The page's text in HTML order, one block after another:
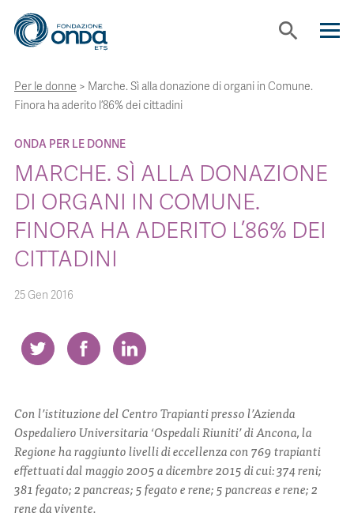
search
CHI SIAMO
CON CHI LAVORIAMO
STRUMENTI
BOLLINI
NEWS
ITA ENG
Per le donne > Marche. Sì alla donazione di organi in Comune.
Finora ha aderito l’86% dei cittadini
ONDA PER LE DONNE
MARCHE. SÌ ALLA DONAZIONE
DI ORGANI IN COMUNE.
FINORA HA ADERITO L’86% DEI
CITTADINI
25 Gen 2016
Con l’istituzione del Centro Trapianti presso l’Azienda
Ospedaliero Universitaria ‘Ospedali Riuniti’ di Ancona, la
Regione ha raggiunto livelli di eccellenza con 769 trapianti
effettuati dal maggio 2005 a dicembre 2015 di cui: 374 reni;
381 fegato; 2 pancreas; 5 fegato e rene; 5 pancreas e rene; 2
rene da vivente.